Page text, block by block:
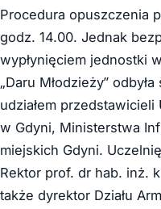
Procedura opuszczenia
godz. 14.00. Jednak
wypłynięciem jednostki
„Daru Młodzieży”
udziałem
w Gdyni, Ministerstwa
miejskich Gdyni.
Rektor prof. dr hab. inż.
także dyrektor Działu